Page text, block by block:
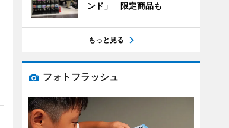
ンド」 限定商品も
もっと見る
フォトフラッシュ